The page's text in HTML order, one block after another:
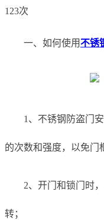
123次
一、如何使用不锈
1、不锈钢防盗门
的次数和强度，以免门
2、开门和锁门时
转；